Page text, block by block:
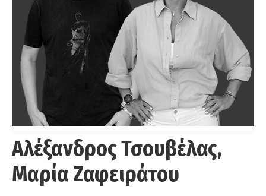
Αλέξανδρος Τσουβέλας,
Μαρία Ζαφειράτου